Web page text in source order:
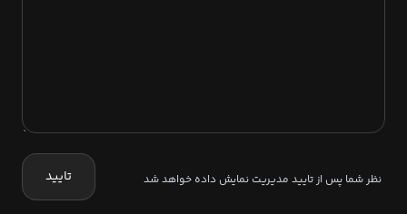
نظر شما پس از تایید مدیریت نمایش داده خواهد شد تایید